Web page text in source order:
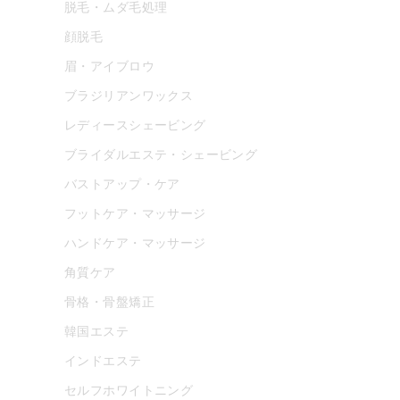
脱毛・ムダ毛処理
顔脱毛
眉・アイブロウ
ブラジリアンワックス
レディースシェービング
ブライダルエステ・シェービング
バストアップ・ケア
フットケア・マッサージ
ハンドケア・マッサージ
角質ケア
骨格・骨盤矯正
韓国エステ
インドエステ
セルフホワイトニング